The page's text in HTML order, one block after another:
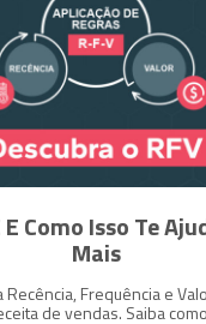
E Como Isso Te
Mais
Recência, Frequência e
de vendas. Saiba